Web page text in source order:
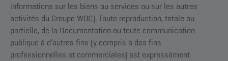
informations sur les biens ou services ou sur les autres
activités du Groupe WOC). Toute reproduction, totale ou
partielle, de la Documentation ou toute communication
publique à d’autres fins (y compris à des fins
professionnelles et commerciales) est expressément